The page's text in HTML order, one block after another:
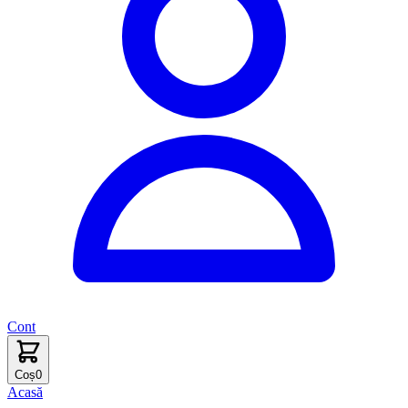
Cont
Coș0
Acasă